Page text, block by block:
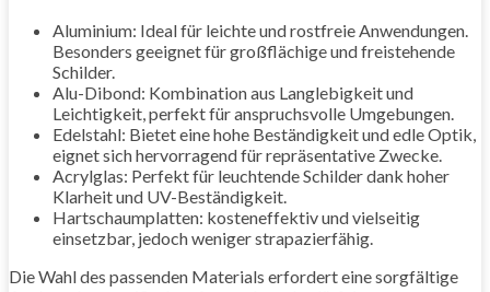
Aluminium: Ideal für leichte und rostfreie Anwendungen.
Besonders geeignet für großflächige und freistehende
Schilder.
Alu-Dibond: Kombination aus Langlebigkeit und
Leichtigkeit, perfekt für anspruchsvolle Umgebungen.
Edelstahl: Bietet eine hohe Beständigkeit und edle Optik,
eignet sich hervorragend für repräsentative Zwecke.
Acrylglas: Perfekt für leuchtende Schilder dank hoher
Klarheit und UV-Beständigkeit.
Hartschaumplatten: kosteneffektiv und vielseitig
einsetzbar, jedoch weniger strapazierfähig.
Die Wahl des passenden Materials erfordert eine sorgfältige